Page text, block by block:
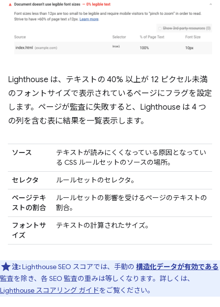
Lighthouse は、テキストの 40% 以上が 12 ピクセル未満
のフォントサイズで表示されているページにフラグを設定
します。ページが監査に失敗すると、Lighthouse は 4 つ
の列を含む表に結果を一覧表示します。
ソース
テキストが読みにくくなっている原因となってい
る CSS ルールセットのソースの場所。
セレクタ
ルールセットのセレクタ。
ページテキ
ストの割合
ルールセットの影響を受けるページのテキストの
割合。
フォントサ
イズ
テキストの計算されたサイズ。
注:Lighthouse SEO スコアでは、手動の 構造化データが有効である
監査を除き、各 SEO 監査の重みは等しくなります。詳しくは、
Lighthouse スコアリング ガイドをご覧ください。